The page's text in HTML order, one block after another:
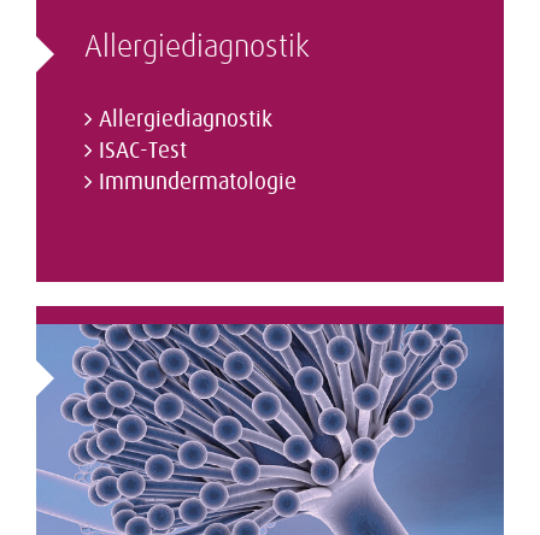
Allergie­diagnostik
Allergiediagnostik
ISAC-Test
Immundermatologie